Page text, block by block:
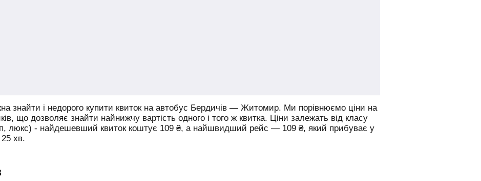
знайти і недорого купити квиток на автобус Бердичів — Житомир. Ми порівнюємо ціни на
що дозволяє знайти найнижчу вартість одного і того ж квитка. Ціни залежать від класу
люкс) - найдешевший квиток коштує 109 ₴, а найшвидший рейс — 109 ₴, який прибуває у
хв.